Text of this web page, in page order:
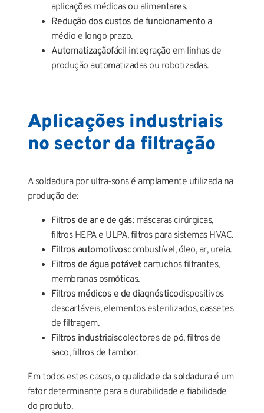
aplicações médicas ou alimentares.
Redução dos custos de funcionamento a
médio e longo prazo.
Automatizaçãofácil integração em linhas de
produção automatizadas ou robotizadas.
Aplicações industriais
no sector da filtração
A soldadura por ultra-sons é amplamente utilizada na
produção de:
Filtros de ar e de gás: máscaras cirúrgicas,
filtros HEPA e ULPA, filtros para sistemas HVAC.
Filtros automotivoscombustível, óleo, ar, ureia.
Filtros de água potável: cartuchos filtrantes,
membranas osmóticas.
Filtros médicos e de diagnósticodispositivos
descartáveis, elementos esterilizados, cassetes
de filtragem.
Filtros industriaiscolectores de pó, filtros de
saco, filtros de tambor.
Em todos estes casos, o qualidade da soldaduraé um
fator determinante para a durabilidade e fiabilidade
do produto.